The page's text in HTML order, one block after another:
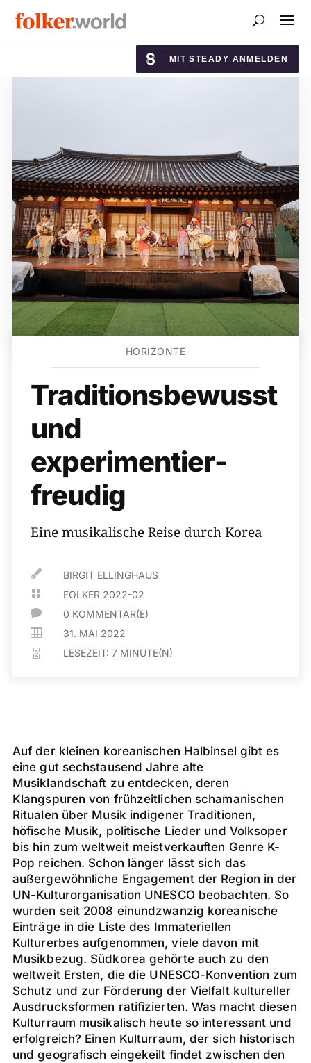
MIT STEADY ANMELDEN
HORIZONTE
Traditions­bewusst
und
experimentier­
freudig
Eine musikalische Reise durch Korea
 BIRGIT ELLINGHAUS
 FOLKER 2022-02
 0 KOMMENTAR(E)
 31. MAI 2022
 LESEZEIT:7 MINUTE(N)
Auf der kleinen koreanischen Halbinsel gibt es
eine gut sechstausend Jahre alte
Musiklandschaft zu entdecken, deren
Klangspuren von frühzeitlichen schamanischen
Ritualen über Musik indigener Traditionen,
höfische Musik, politische Lieder und Volksoper
bis hin zum weltweit meistverkauften Genre K-
Pop reichen. Schon länger lässt sich das
außergewöhnliche Engagement der Region in der
UN-Kulturorganisation UNESCO beobachten. So
wurden seit 2008 einundzwanzig koreanische
Einträge in die Liste des Immateriellen
Kulturerbes aufgenommen, viele davon mit
Musikbezug. Südkorea gehörte auch zu den
weltweit Ersten, die die UNESCO-Konvention zum
Schutz und zur Förderung der Vielfalt kultureller
Ausdrucksformen ratifizierten. Was macht diesen
Kulturraum musikalisch heute so interessant und
erfolgreich? Einen Kulturraum, der sich historisch
und geografisch eingekeilt findet zwischen den